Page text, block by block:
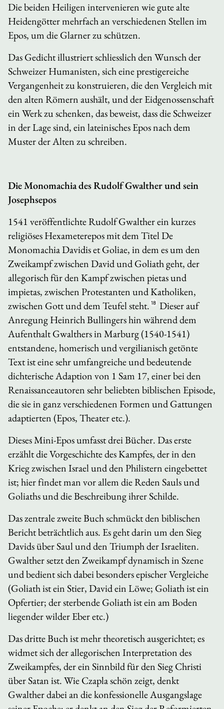
Die beiden Heiligen intervenieren wie gute alte
Heidengötter mehrfach an verschiedenen Stellen im
Epos, um die Glarner zu schützen.
Das Gedicht illustriert schliesslich den Wunsch der
Schweizer Humanisten, sich eine prestigereiche
Vergangenheit zu konstruieren, die den Vergleich mit
den alten Römern aushält, und der Eidgenossenschaft
ein Werk zu schenken, das beweist, dass die Schweizer
in der Lage sind, ein lateinisches Epos nach dem
Muster der Alten zu schreiben.
DieMonomachiades Rudolf Gwalther und sein
Josephsepos
1541 veröffentlichte Rudolf Gwalther ein kurzes
religiöses Hexameterepos mit dem TitelDe
Monomachia Davidis et Goliae, in dem es um den
Zweikampf zwischen David und Goliath geht, der
allegorisch für den Kampf zwischenpietasund
impietas, zwischen Protestanten und Katholiken,
zwischen Gott und dem Teufel steht. 18 Dieser auf
Anregung Heinrich Bullingers hin während dem
Aufenthalt Gwalthers in Marburg (1540-1541)
entstandene, homerisch und vergilianisch getönte
Text ist eine sehr umfangreiche und bedeutende
dichterische Adaption von 1 Sam 17, einer bei den
Renaissanceautoren sehr beliebten biblischen Episode,
die sie in ganz verschiedenen Formen und Gattungen
adaptierten (Epos, Theater etc.).
Dieses Mini-Epos umfasst drei Bücher. Das erste
erzählt die Vorgeschichte des Kampfes, der in den
Krieg zwischen Israel und den Philistern eingebettet
ist; hier findet man vor allem die Reden Sauls und
Goliaths und die Beschreibung ihrer Schilde.
Das zentrale zweite Buch schmückt den biblischen
Bericht beträchtlich aus. Es geht darin um den Sieg
Davids über Saul und den Triumph der Israeliten.
Gwalther setzt den Zweikampf dynamisch in Szene
und bedient sich dabei besonders epischer Vergleiche
(Goliath ist ein Stier, David ein Löwe; Goliath ist ein
Opfertier; der sterbende Goliath ist ein am Boden
liegender wilder Eber etc.)
Das dritte Buch ist mehr theoretisch ausgerichtet; es
widmet sich der allegorischen Interpretation des
Zweikampfes, der ein Sinnbild für den Sieg Christi
über Satan ist. Wie Czapla schön zeigt, denkt
Gwalther dabei an die konfessionelle Ausgangslage